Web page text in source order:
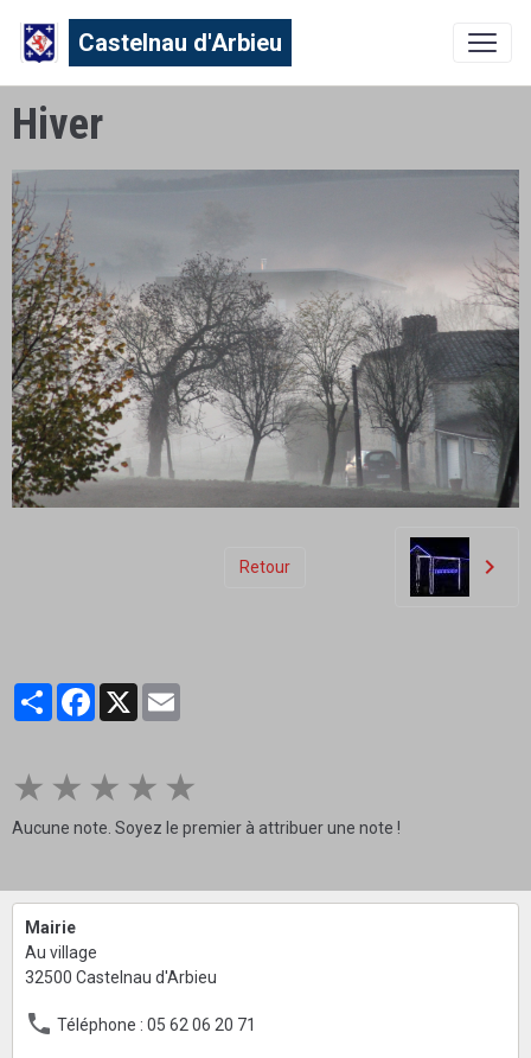
Castelnau d'Arbieu
Hiver
Retour
PartagerFacebook
★ ★ ★ ★ ★
Aucune note. Soyez le premier à attribuer une note !
Mairie
Au village
32500 Castelnau d'Arbieu
Téléphone : 05 62 06 20 71